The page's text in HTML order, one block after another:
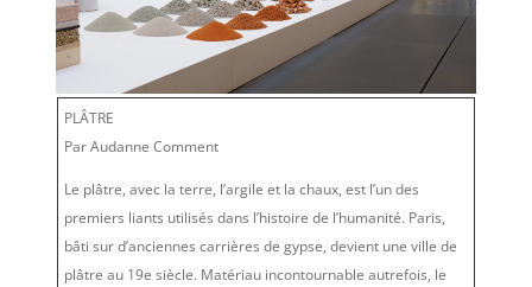
PLÂTRE
Par Audanne Comment
Le plâtre, avec la terre, l’argile et la chaux, est l’un des
premiers liants utilisés dans l’histoire de l’humanité. Paris,
bâti sur d’anciennes carrières de gypse, devient une ville de
plâtre au 19e siècle. Matériau incontournable autrefois, le